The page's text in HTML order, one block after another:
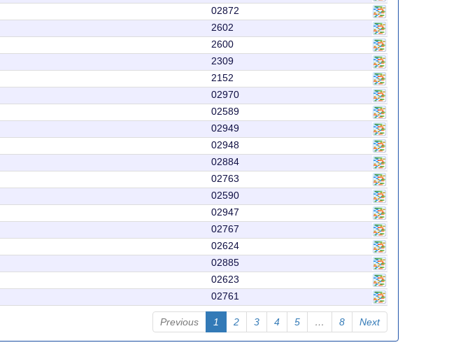
02872
2602
2600
2309
2152
02970
02589
02949
02948
02884
02763
02590
02947
02767
02624
02885
02623
02761
Previous 1 2 3 4 5 … 8 Next